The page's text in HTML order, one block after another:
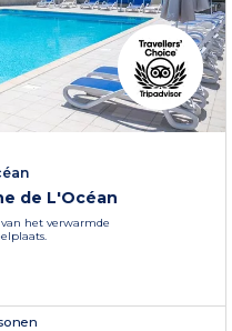
de L'Océan
het verwarmde